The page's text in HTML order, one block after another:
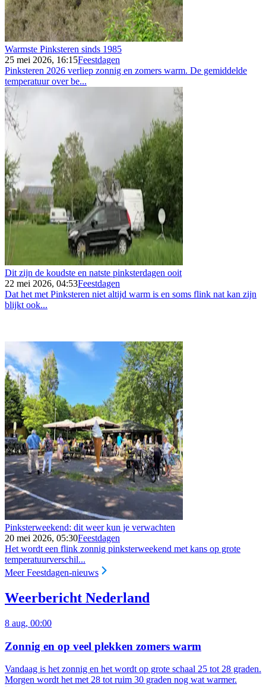
Warmste Pinksteren sinds 1985
25 mei 2026, 16:15Feestdagen
Pinksteren 2026 verliep zonnig en zomers warm. De gemiddelde
temperatuur over be...
Dit zijn de koudste en natste pinksterdagen ooit
22 mei 2026, 04:53Feestdagen
Dat het met Pinksteren niet altijd warm is en soms flink nat kan zijn
blijkt ook...
Pinksterweekend: dit weer kun je verwachten
20 mei 2026, 05:30Feestdagen
Het wordt een flink zonnig pinksterweekend met kans op grote
temperatuurverschil...
Meer Feestdagen-nieuws
Weerbericht Nederland
8 aug, 00:00
Zonnig en op veel plekken zomers warm
Vandaag is het zonnig en het wordt op grote schaal 25 tot 28 graden.
Morgen wordt het met 28 tot ruim 30 graden nog wat warmer.